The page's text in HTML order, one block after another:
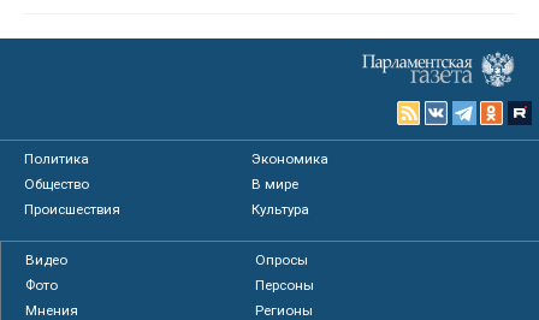
Политика
Экономика
Общество
В мире
Происшествия
Культура
Видео
Опросы
Фото
Персоны
Мнения
Регионы